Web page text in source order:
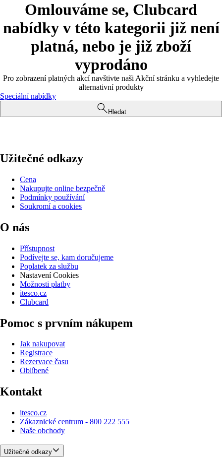
Omlouváme se, Clubcard
nabídky v této kategorii již není
platná, nebo je již zboží
vyprodáno
Pro zobrazení platných akcí navštivte naši Akční stránku a vyhledejte
alternativní produkty
Speciální nabídky
Hledat
Užitečné odkazy
Cena
Nakupujte online bezpečně
Podmínky používání
Soukromí a cookies
O nás
Přístupnost
Podívejte se, kam doručujeme
Poplatek za službu
Nastavení Cookies
Možnosti platby
itesco.cz
Clubcard
Pomoc s prvním nákupem
Jak nakupovat
Registrace
Rezervace času
Oblíbené
Kontakt
itesco.cz
Zákaznické centrum - 800 222 555
Naše obchody
Užitečné odkazy